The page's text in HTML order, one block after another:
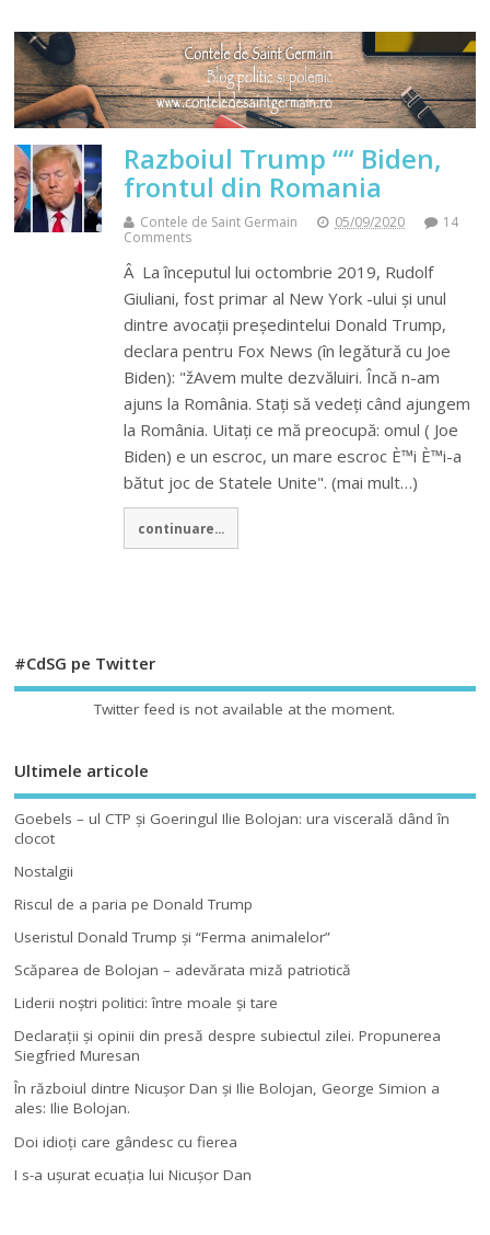
Razboiul Trump ““ Biden,
frontul din Romania
Contele de Saint Germain 05/09/2020
14
Comments
Â La începutul lui octombrie 2019, Rudolf
Giuliani, fost primar al New York -ului și unul
dintre avocații președintelui Donald Trump,
declara pentru Fox News (în legătură cu Joe
Biden): "žAvem multe dezvăluiri. Încă n-am
ajuns la România. Stați să vedeți când ajungem
la România. Uitați ce mă preocupă: omul ( Joe
Biden) e un escroc, un mare escroc È™i È™i-a
bătut joc de Statele Unite". (mai mult…)
continuare...
#CdSG pe Twitter
Twitter feed is not available at the moment.
Ultimele articole
Goebels – ul CTP şi Goeringul Ilie Bolojan: ura viscerală dând în
clocot
Nostalgii
Riscul de a paria pe Donald Trump
Useristul Donald Trump şi “Ferma animalelor”
Scăparea de Bolojan – adevărata miză patriotică
Liderii noştri politici: între moale şi tare
Declaraţii şi opinii din presă despre subiectul zilei. Propunerea
Siegfried Muresan
În războiul dintre Nicuşor Dan şi Ilie Bolojan, George Simion a
ales: Ilie Bolojan.
Doi idioţi care gândesc cu fierea
I s-a uşurat ecuaţia lui Nicuşor Dan